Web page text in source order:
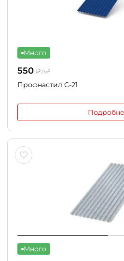
Много
550 ₽/м²
Профнастил С-21
Много